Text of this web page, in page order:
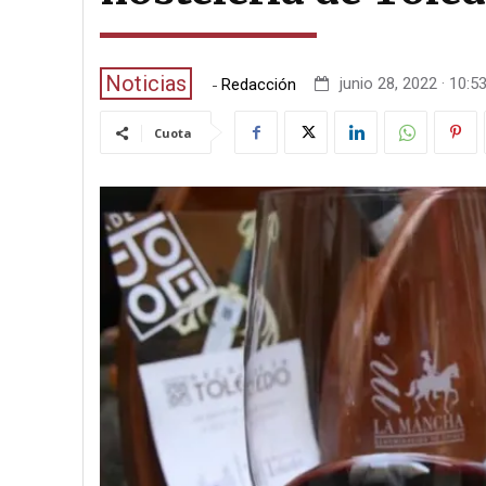
Noticias - Redacción junio 28, 2022 · 10:53
Cuota